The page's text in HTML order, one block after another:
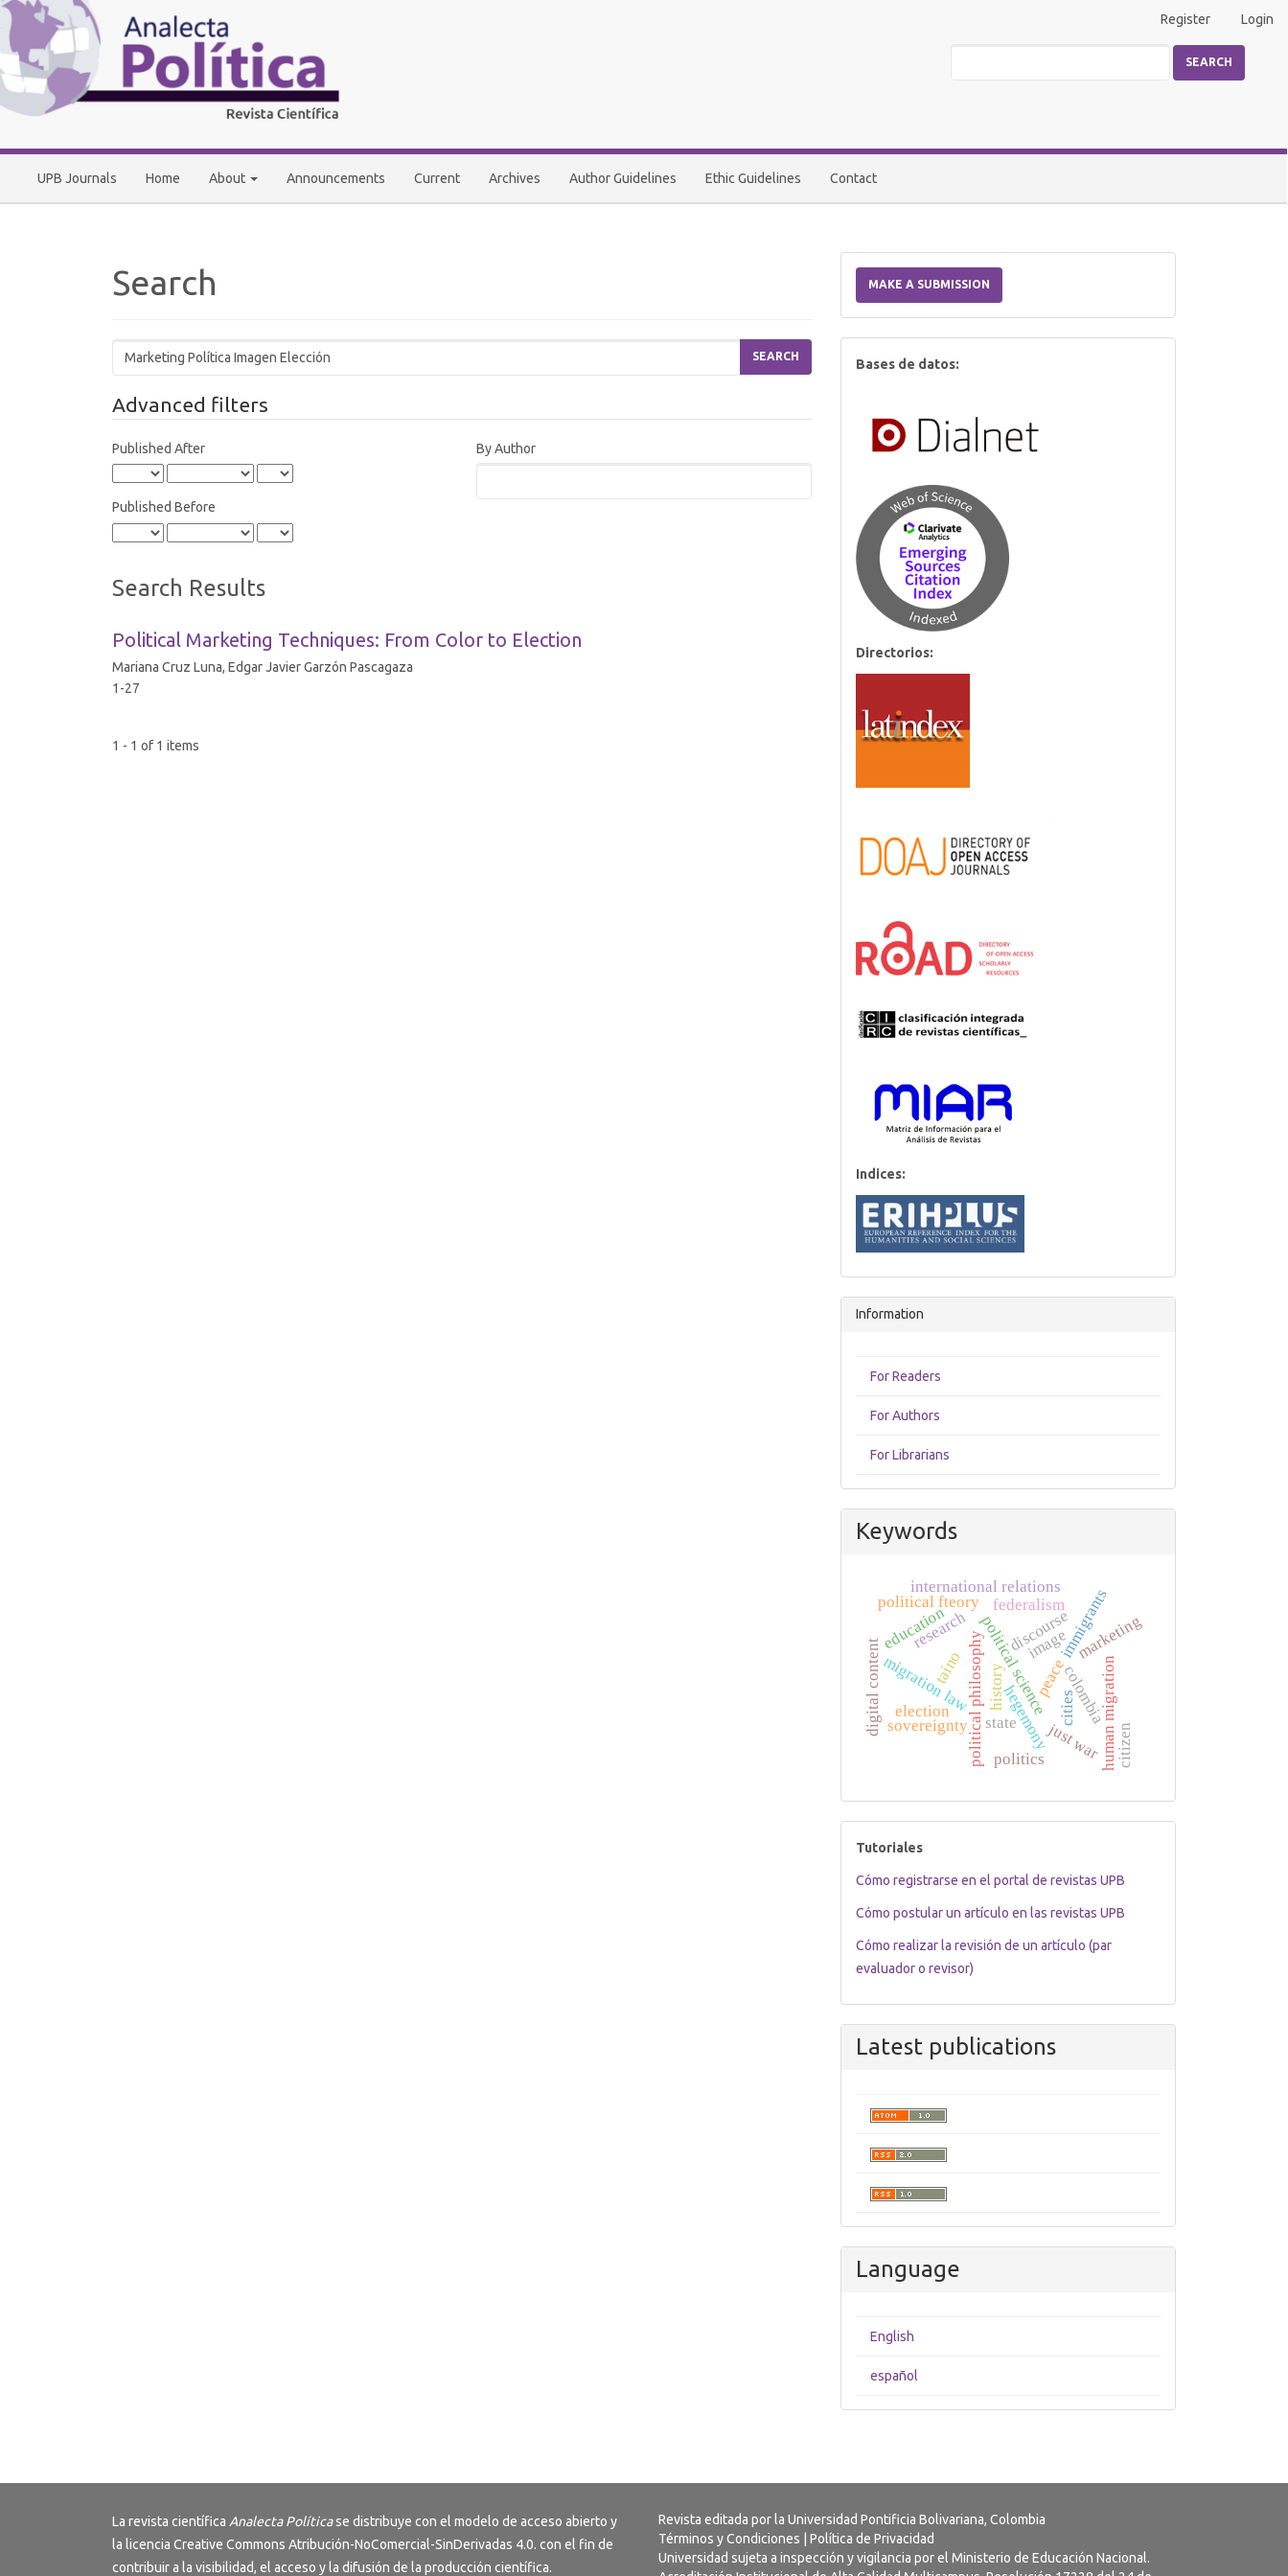
Main
Navigation
Main
Content
Sidebar
Register Login
UPB Journals Home About Announcements Current Archives Author Guidelines Ethic Guidelines Contact
SEARCH
Search
Search
articles
Advanced filters
Published After
Published Before
By Author
Search Results
Political Marketing Techniques: From Color to Election
Mariana Cruz Luna, Edgar Javier Garzón Pascagaza
1-27
1 - 1 of 1 items
a
Submission
MAKE A SUBMISSION
Bases de datos:
Directorios:
Indices:
Information
For Readers
For Authors
For Librarians
Keywords
cities
political science
political philosophy
research
history
discourse
political fteory
hegemonycolombia
peace human migration
immigrants
migration law
international relations
just war
sovereignty
taíno
marketing
politics
image
election
digital content
education
citizen
federalism
state
tutoriales
Tutoriales
Cómo registrarse en el portal de revistas UPB
Cómo postular un artículo en las revistas UPB
Cómo realizar la revisión de un artículo (par
evaluador o revisor)
Latest publications
Language
English
español
La revista científica Analecta Políticase distribuye con el modelo de acceso abierto y
la licencia Creative Commons Atribución-NoComercial-SinDerivadas 4.0. con el fin de
contribuir a la visibilidad, el acceso y la difusión de la producción científica.
Revista editada por la Universidad Pontificia Bolivariana, Colombia
Términos y Condiciones
Política de Privacidad
Universidad sujeta a inspección y vigilancia por el Ministerio de Educación Nacional.